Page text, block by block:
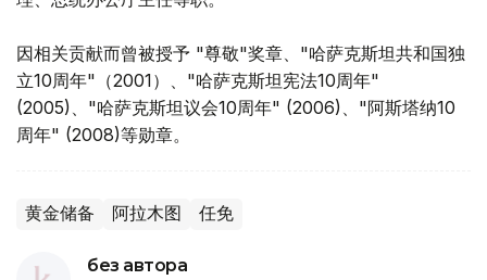
因相关贡献而曾被授予 "尊敬"奖章、"哈萨克斯坦共和国独
立10周年"（2001）、"哈萨克斯坦宪法10周年"
(2005)、"哈萨克斯坦议会10周年" (2006)、"阿斯塔纳10
周年" (2008)等勋章。
黄金储备 阿拉木图 任免
без автора